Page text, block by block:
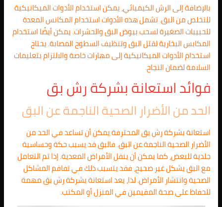
بالإضافة إلى الرش الكيميائي، يمكن استخدام الأدوات الميكانيكية
للتخلص من البق. تشمل هذه الأدوات استخدام المكانس المعدة
للحبيبات الصغيرة لسحب بيوض البق والحشرات. يمكن أيضًا استخدام
المكابس البخارية لقتل البق وتنظيف السطوح المصابة. يحتاج
استخدام الأدوات الميكانيكية إلى مهارات خاصة والالتزام بتعليمات
السلامة لضمان النجاح.
فوائد استعانة بشركة رش بق
الحد من الأضرار الصحية الناجمة عن البق
استعانة بشركة رش بق المحترفة يمكن أن تساعد في الحد من
الأضرار الصحية الناجمة عن البق. فالبق قد يسبب حكة وحساسية
جلدية للبعض، كما يمكن أن ينقل الأمراض المعدية. إذا تم التعامل
مع البق بشكل غير صحيح، فقد يتسبب ذلك في تفاقم المشاكل
الصحية وانتشار الأمراض. لذا، يعد استعانة بشركة رش بق مهمة
للحفاظ على صحة المقيمين في المنزل أو المكتب.